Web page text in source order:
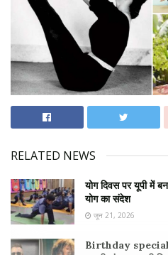
RELATED NEWS
योग दिवस पर यूपी में
योग का संदेश
जून 21, 2026
Birthday